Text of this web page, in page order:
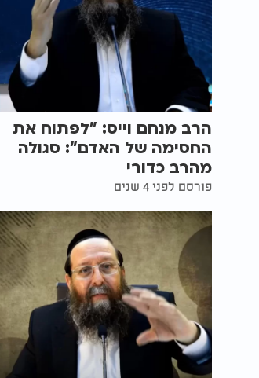
הרב מנחם וייס: "לפתוח את
החסימה של האדם": סגולה
מהרב כדורי
פורסם לפני 4 שנים